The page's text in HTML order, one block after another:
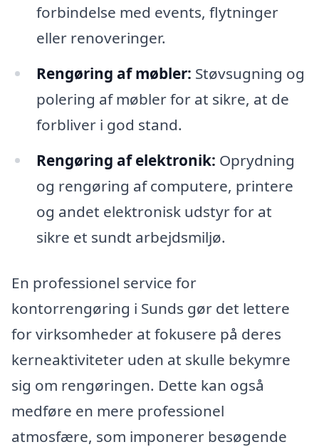
forbindelse med events, flytninger
eller renoveringer.
Rengøring af møbler: Støvsugning og
polering af møbler for at sikre, at de
forbliver i god stand.
Rengøring af elektronik: Oprydning
og rengøring af computere, printere
og andet elektronisk udstyr for at
sikre et sundt arbejdsmiljø.
En professionel service for
kontorrengøring i Sunds gør det lettere
for virksomheder at fokusere på deres
kerneaktiviteter uden at skulle bekymre
sig om rengøringen. Dette kan også
medføre en mere professionel
atmosfære, som imponerer besøgende